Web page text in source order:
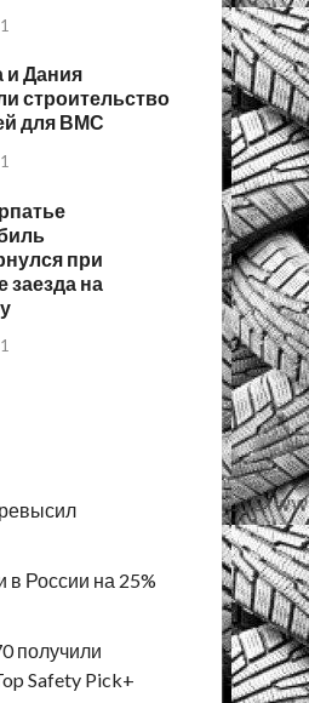
и Дания
строительство
для ВМС
при
заезда на
России на 25%
получили
Safety Pick+